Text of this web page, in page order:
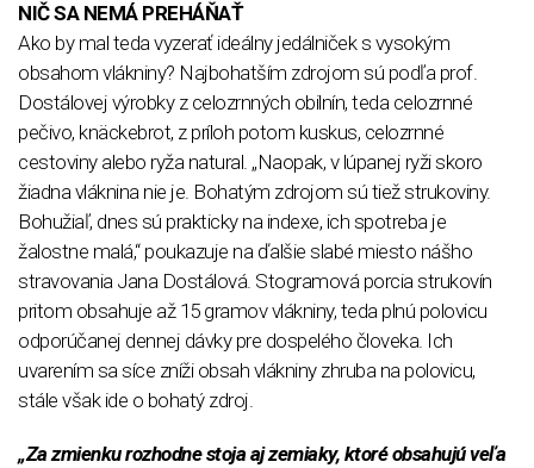
NIČ SA NEMÁ PREHÁŇAŤ
Ako by mal teda vyzerať ideálny jedálniček s vysokým
obsahom vlákniny? Najbohatším zdrojom sú podľa prof.
Dostálovej výrobky z celozrnných obilnín, teda celozrnné
pečivo, knäckebrot, z príloh potom kuskus, celozrnné
cestoviny alebo ryža natural. „Naopak, v lúpanej ryži skoro
žiadna vláknina nie je. Bohatým zdrojom sú tiež strukoviny.
Bohužiaľ, dnes sú prakticky na indexe, ich spotreba je
žalostne malá,“ poukazuje na ďalšie slabé miesto nášho
stravovania Jana Dostálová. Stogramová porcia strukovín
pritom obsahuje až 15 gramov vlákniny, teda plnú polovicu
odporúčanej dennej dávky pre dospelého človeka. Ich
uvarením sa síce zníži obsah vlákniny zhruba na polovicu,
stále však ide o bohatý zdroj.
„Za zmienku rozhodne stoja aj zemiaky, ktoré obsahujú veľa